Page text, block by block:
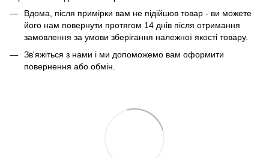
Вдома, після примірки вам не підійшов товар - ви можете
його нам повернути протягом 14 днів після отримання
замовлення за умови зберігання належної якості товару.
Зв'яжіться з нами і ми допоможемо вам оформити
повернення або обмін.